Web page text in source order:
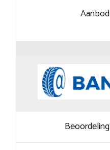
Aanbod
Beoordeling